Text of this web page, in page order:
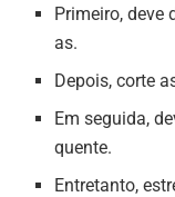
Primeiro, deve
as.
Depois, corte
Em seguida,
quente.
Entretanto,